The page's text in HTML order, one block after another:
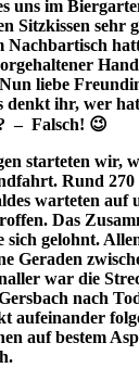
uns im
Sitzkissen sehr
Nachbartisch
liebe
denkt ihr, wer
– Falsch! 😉
starteten wir,
Rund
warteten
Das
sich gelohnt.
Geraden
war die
nach
aufeinander
auf bestem